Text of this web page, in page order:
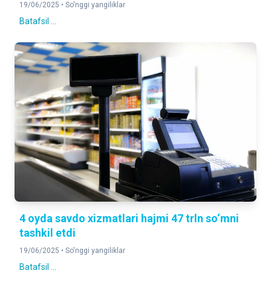
19/06/2025 • So'nggi yangiliklar
Batafsil ...
4 oyda savdo xizmatlari hajmi 47 trln so‘mni
tashkil etdi
19/06/2025 • So'nggi yangiliklar
Batafsil ...